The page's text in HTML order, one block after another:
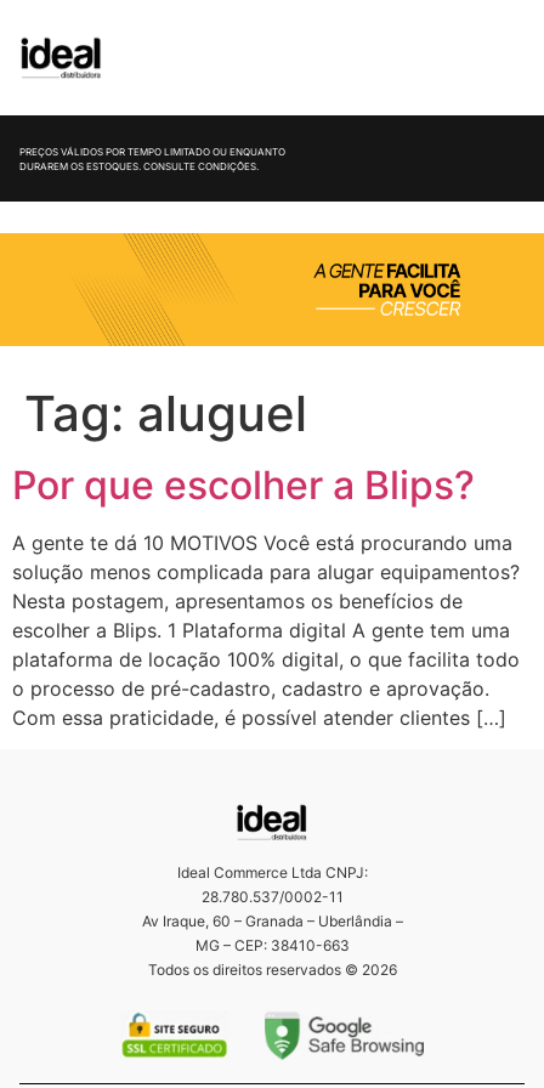
PREÇOS VÁLIDOS POR TEMPO LIMITADO OU ENQUANTO
DURAREM OS ESTOQUES. CONSULTE CONDIÇÕES.
Tag: aluguel
Por que escolher a Blips?
A gente te dá 10 MOTIVOS Você está procurando uma
solução menos complicada para alugar equipamentos?
Nesta postagem, apresentamos os benefícios de
escolher a Blips. 1 Plataforma digital A gente tem uma
plataforma de locação 100% digital, o que facilita todo
o processo de pré-cadastro, cadastro e aprovação.
Com essa praticidade, é possível atender clientes […]
Ideal Commerce Ltda CNPJ:
28.780.537/0002-11
Av Iraque, 60 – Granada – Uberlândia –
MG – CEP: 38410-663
Todos os direitos reservados © 2026